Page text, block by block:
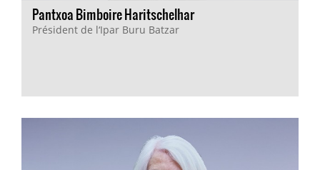
Pantxoa Bimboire Haritschelhar
Président de l‘Ipar Buru Batzar